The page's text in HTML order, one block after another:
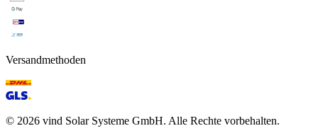
Versandmethoden
© 2026 vind Solar Systeme GmbH. Alle Rechte vorbehalten.